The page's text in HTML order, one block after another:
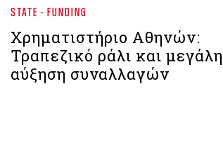
STATE - FUNDING
Χρηματιστήριο Aθηνών:
Τραπεζικό ράλι και μεγάλη
αύξηση συναλλαγών